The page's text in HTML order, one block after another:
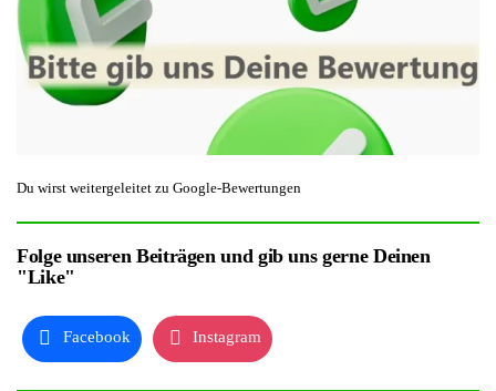
Du wirst weitergeleitet zu Google-Bewertungen
Folge unseren Beiträgen und gib uns gerne Deinen
"Like"
Facebook Instagram